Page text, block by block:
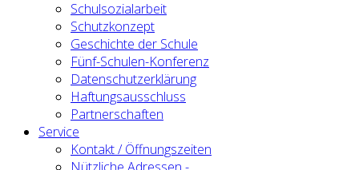
Schulsozialarbeit
Schutzkonzept
Geschichte der Schule
Fünf-Schulen-Konferenz
Datenschutzerklärung
Haftungsausschluss
Partnerschaften
Service
Kontakt / Öffnungszeiten